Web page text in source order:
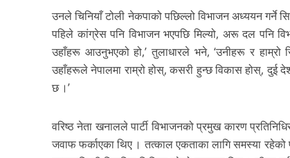
उनले चिनियाँ टोली नेकपाको पछिल्लो विभाजन अध्ययन गर्ने
पहिले कांग्रेस पनि विभाजन भएपछि मिल्यो, अरू दल पनि
उहाँहरू आउनुभएको हो,’ तुलाधारले भने, ‘उनीहरू र
उहाँहरूले नेपालमा राम्रो होस्, कसरी हुन्छ विकास होस्, दुई
छ ।’
वरिष्ठ नेता खनालले पार्टी विभाजनको प्रमुख कारण
जवाफ फर्काएका थिए । तत्काल एकताका लागि समस्या